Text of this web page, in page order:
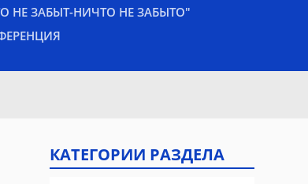
НЕ ЗАБЫТ-НИЧТО НЕ ЗАБЫТО"
КАТЕГОРИИ РАЗДЕЛА